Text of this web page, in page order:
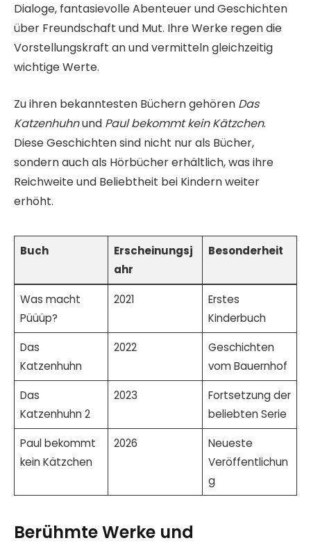
Dialoge, fantasievolle Abenteuer und Geschichten
über Freundschaft und Mut. Ihre Werke regen die
Vorstellungskraft an und vermitteln gleichzeitig
wichtige Werte.
Zu ihren bekanntesten Büchern gehören Das
Katzenhuhnund Paul bekommt kein Kätzchen.
Diese Geschichten sind nicht nur als Bücher,
sondern auch als Hörbücher erhältlich, was ihre
Reichweite und Beliebtheit bei Kindern weiter
erhöht.
Buch
Erscheinungsj
ahr
Besonderheit
Was macht
Püüüp?
2021
Erstes
Kinderbuch
Das
Katzenhuhn
2022
Geschichten
vom Bauernhof
Das
Katzenhuhn 2
2023
Fortsetzung der
beliebten Serie
Paul bekommt
kein Kätzchen
2026
Neueste
Veröffentlichun
g
Berühmte Werke und